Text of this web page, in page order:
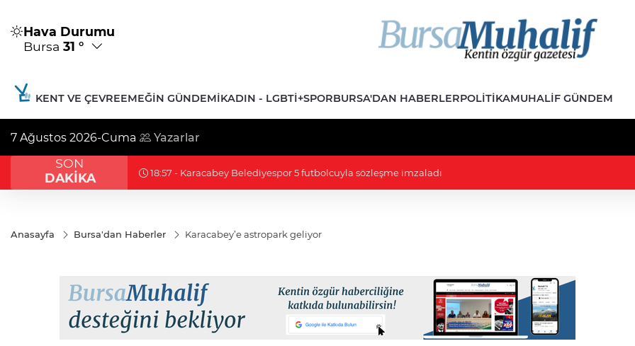
Hava Durumu
Bursa 31 °
KENT VE ÇEVREEMEĞIN GÜNDEMIKADIN - LGBTİ+SPORBURSA'DAN HABERLERPOLITIKAMUHALIF GÜNDEM
7 Ağustos 2026-Cuma Yazarlar
SON
DAKİKA
18:54 - 'Çerçeve yasa' TBMM Adalet Komisyonunda: Gerginlik çıktı, izdiham yaşandı
Anasayfa Bursa'dan Haberler Karacabey’e astropark geliyor